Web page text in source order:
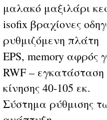
μαλακό μαξιλάρι
isofix βραχίονες
ρυθμιζόμενη πλάτη
EPS, memory αφρός
RWF –
κίνησης 40-105 εκ.
Σύστημα ρύθμισης